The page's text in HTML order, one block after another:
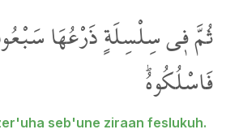
ثُمَّ ف۪ي سِلْسِلَةٍ ذَرْعُهَا
فَاسْلُكُوهُۜ
seb'une ziraan feslukuh.